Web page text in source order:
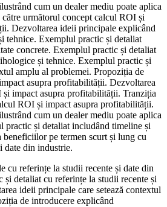
cum un dealer mediu poate aplica
către următorul concept calcul ROI și
Dezvoltarea ideii principale explicând
tehnice. Exemplul practic și detaliat
concrete. Exemplul practic și detaliat
și tehnice. Exemplul practic și
amplu al problemei. Propoziția de
asupra profitabilității. Dezvoltarea
impact asupra profitabilității. Tranziția
ROI și impact asupra profitabilității.
cum un dealer mediu poate aplica
practic și detaliat includând timeline și
beneficiilor pe termen scurt și lung cu
date din industrie.
cu referințe la studii recente și date din
detaliat cu referințe la studii recente și
ideii principale care setează contextul
de introducere explicând